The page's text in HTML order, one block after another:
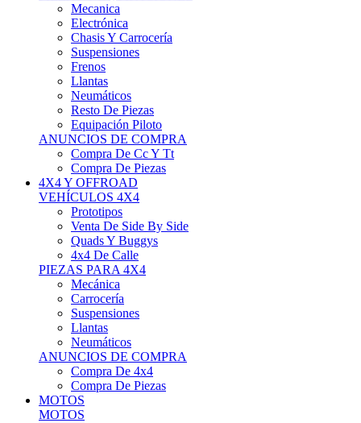
Electrónica
Chasis Y Carrocería
Suspensiones
Frenos
Llantas
Neumáticos
Resto De Piezas
Equipación Piloto
ANUNCIOS DE COMPRA
Compra De Cc Y Tt
Compra De Piezas
4X4 Y OFFROAD
VEHÍCULOS 4X4
Prototipos
Venta De Side By Side
Quads Y Buggys
4x4 De Calle
PIEZAS PARA 4X4
Mecánica
Carrocería
Suspensiones
Llantas
Neumáticos
ANUNCIOS DE COMPRA
Compra De 4x4
Compra De Piezas
MOTOS
MOTOS
Motos De Circuito